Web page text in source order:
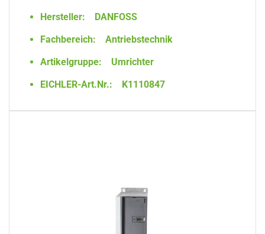
Hersteller:
DANFOSS
Fachbereich:
Antriebstechnik
Artikelgruppe:
Umrichter
EICHLER-Art.Nr.:
K1110847